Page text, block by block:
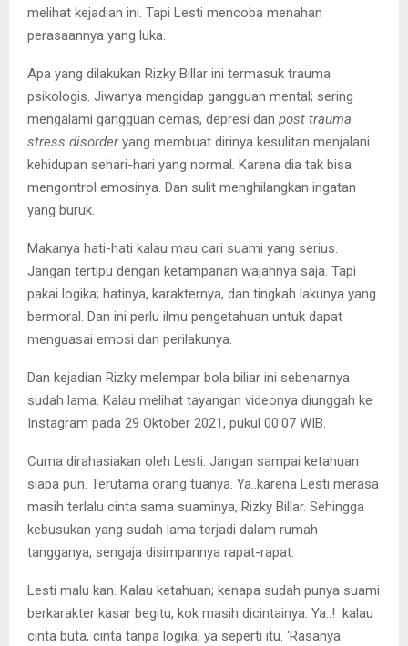
melihat kejadian ini. Tapi Lesti mencoba menahan
perasaannya yang luka.
Apa yang dilakukan Rizky Billar ini termasuk trauma
psikologis. Jiwanya mengidap gangguan mental; sering
mengalami gangguan cemas, depresi dan post trauma
stress disorderyang membuat dirinya kesulitan menjalani
kehidupan sehari-hari yang normal. Karena dia tak bisa
mengontrol emosinya. Dan sulit menghilangkan ingatan
yang buruk.
Makanya hati-hati kalau mau cari suami yang serius.
Jangan tertipu dengan ketampanan wajahnya saja. Tapi
pakai logika; hatinya, karakternya, dan tingkah lakunya yang
bermoral. Dan ini perlu ilmu pengetahuan untuk dapat
menguasai emosi dan perilakunya.
Dan kejadian Rizky melempar bola biliar ini sebenarnya
sudah lama. Kalau melihat tayangan videonya diunggah ke
Instagram pada 29 Oktober 2021, pukul 00.07 WIB.
Cuma dirahasiakan oleh Lesti. Jangan sampai ketahuan
siapa pun. Terutama orang tuanya. Ya..karena Lesti merasa
masih terlalu cinta sama suaminya, Rizky Billar. Sehingga
kebusukan yang sudah lama terjadi dalam rumah
tangganya, sengaja disimpannya rapat-rapat.
Lesti malu kan. Kalau ketahuan; kenapa sudah punya suami
berkarakter kasar begitu, kok masih dicintainya. Ya..! kalau
cinta buta, cinta tanpa logika, ya seperti itu. ‘Rasanya